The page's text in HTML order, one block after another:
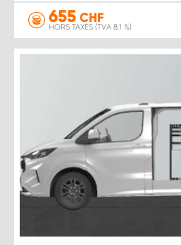
655 CHF
HORS TAXES (TVA 8.1 %)